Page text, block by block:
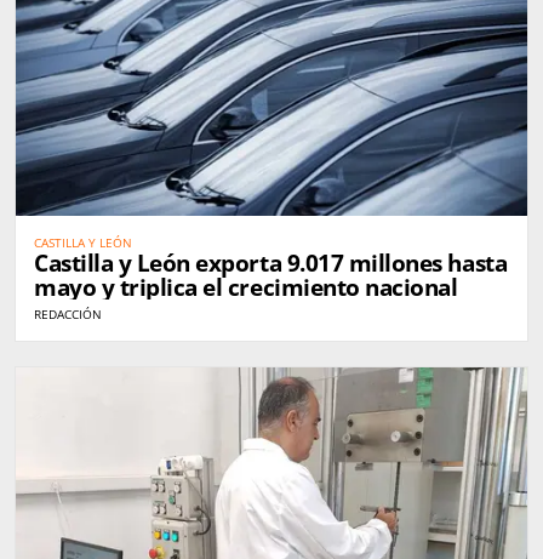
CASTILLA Y LEÓN
Castilla y León exporta 9.017 millones hasta
mayo y triplica el crecimiento nacional
REDACCIÓN